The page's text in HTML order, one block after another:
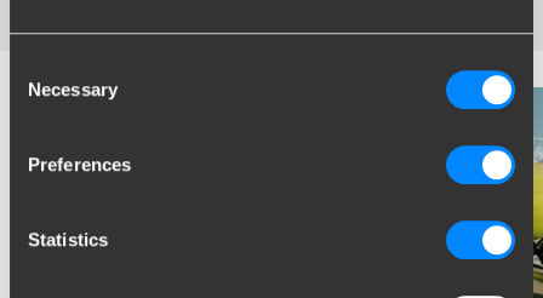
Selection
Necessary
Preferences
Statistics